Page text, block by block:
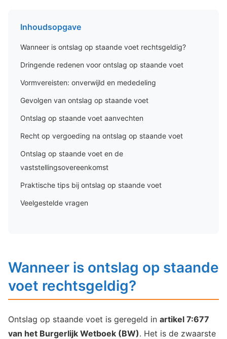
Inhoudsopgave
Wanneer is ontslag op staande voet rechtsgeldig?
Dringende redenen voor ontslag op staande voet
Vormvereisten: onverwijld en mededeling
Gevolgen van ontslag op staande voet
Ontslag op staande voet aanvechten
Recht op vergoeding na ontslag op staande voet
Ontslag op staande voet en de
vaststellingsovereenkomst
Praktische tips bij ontslag op staande voet
Veelgestelde vragen
Wanneer is ontslag op staande
voet rechtsgeldig?
Ontslag op staande voet is geregeld in artikel 7:677
van het Burgerlijk Wetboek (BW). Het is de zwaarste